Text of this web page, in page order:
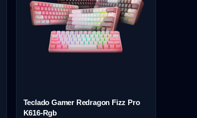
Teclado Gamer Redragon Fizz Pro
K616-Rgb